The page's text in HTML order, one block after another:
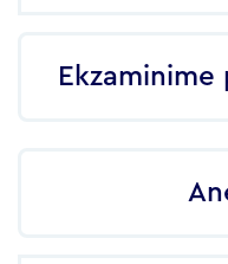
Ekzaminime